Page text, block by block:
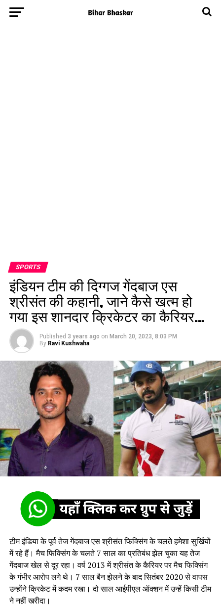
SPORTS
इंडियन टीम की दिग्गज गेंदबाज एस
श्रीसंत की कहानी, जाने कैसे खत्म हो
गया इस शानदार क्रिकेटर का कैरियर…
Published 3 years ago on March 20, 2023, 8:03 PM
By Ravi Kushwaha
टीम इंडिया के पूर्व तेज गेंदबाज एस श्रीसंत फिक्सिंग के चलते हमेशा सुर्खियों
में रहे हैं। मैच फिक्सिंग के चलते 7 साल का प्रतिबंध झेल चुका यह तेज
गेंदबाज खेल से दूर रहा। वर्ष 2013 में श्रीसंत के कैरियर पर मैच फिक्सिंग
के गंभीर आरोप लगे थे। 7 साल बैन झेलने के बाद सितंबर 2020 से वापस
उन्होंने क्रिकेट में कदम रखा। दो साल आईपीएल ऑक्शन में उन्हें किसी टीम
ने नहीं खरीदा।